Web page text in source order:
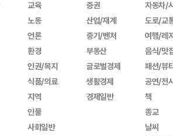
교육
노동
언론
환경
인권/복지
식품/의료
지역
인물
사회일반
증권
산업/재계
중기/벤처
부동산
글로벌경제
생활경제
경제일반
자동차/
도로/교
여행/레
음식/맛
패션/뷰
공연/전
책
종교
날씨